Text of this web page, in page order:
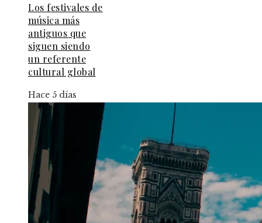
Los festivales de
música más
antiguos que
siguen siendo
un referente
cultural global
Hace 5 días